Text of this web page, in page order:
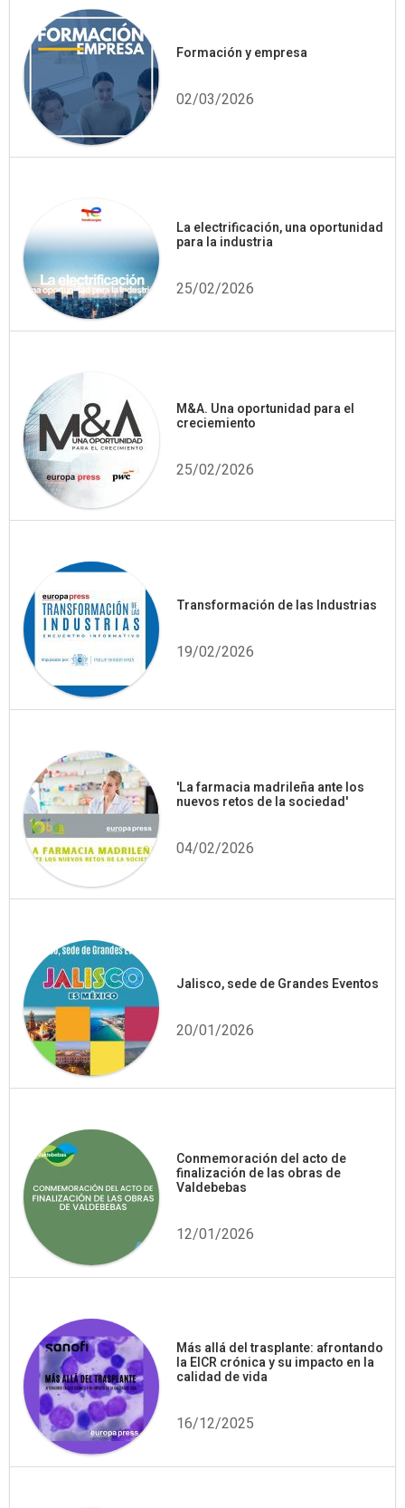
Formación y empresa
02/03/2026
La electrificación, una oportunidad
para la industria
25/02/2026
M&A. Una oportunidad para el
creciemiento
25/02/2026
Transformación de las Industrias
19/02/2026
'La farmacia madrileña ante los
nuevos retos de la sociedad'
04/02/2026
Jalisco, sede de Grandes Eventos
20/01/2026
Conmemoración del acto de
finalización de las obras de
Valdebebas
12/01/2026
Más allá del trasplante: afrontando
la EICR crónica y su impacto en la
calidad de vida
16/12/2025